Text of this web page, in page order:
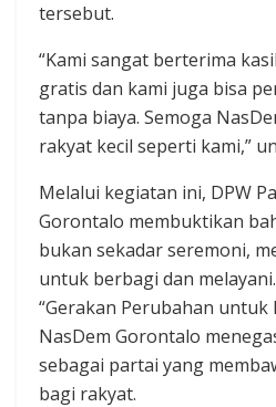
tersebut.
“Kami sangat berterima
gratis dan kami juga bisa
tanpa biaya. Semoga
rakyat kecil seperti kami,”
Melalui kegiatan ini, DPW
Gorontalo membuktikan
bukan sekadar seremoni,
untuk berbagi dan
“Gerakan Perubahan untuk
NasDem Gorontalo
sebagai partai yang
bagi rakyat.